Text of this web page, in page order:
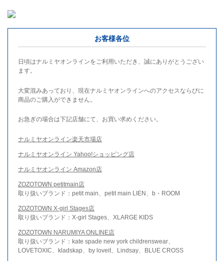
お客様各位
日頃はナルミヤオンラインをご利用いただき、誠にありがとうござい
ます。
大変混みあっており、現在ナルミヤオンラインへのアクセスならびに
商品のご購入ができません。
お急ぎの場合は下記店舗にて、お買い求めください。
ナルミヤオンライン楽天市場店
ナルミヤオンライン Yahoo!ショッピング店
ナルミヤオンライン Amazon店
ZOZOTOWN petitmain店
取り扱いブランド：petit main、petit main LIEN、b・ROOM
ZOZOTOWN X-girl Stages店
取り扱いブランド：X-girl Stages、XLARGE KIDS
ZOZOTOWN NARUMIYA ONLINE店
取り扱いブランド：kate spade new york childrenswear、
LOVETOXIC、kladskap、by loveit、Lindsay、BLUE CROSS